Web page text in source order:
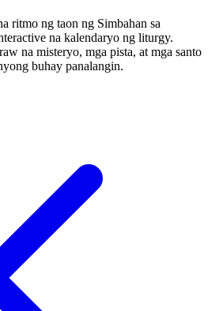
ritmo ng taon ng Simbahan sa
na kalendaryo ng liturgy.
na misteryo, mga pista, at mga santo
buhay panalangin.